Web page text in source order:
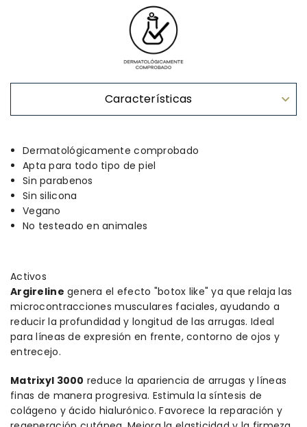
Características
Dermatológicamente comprobado
Apta para todo tipo de piel
Sin parabenos
Sin silicona
Vegano
No testeado en animales
Activos
Argireline genera el efecto "botox like" ya que relaja las
microcontracciones musculares faciales, ayudando a
reducir la profundidad y longitud de las arrugas. Ideal
para líneas de expresión en frente, contorno de ojos y
entrecejo.
Matrixyl 3000 reduce la apariencia de arrugas y líneas
finas de manera progresiva. Estimula la síntesis de
colágeno y ácido hialurónico. Favorece la reparación y